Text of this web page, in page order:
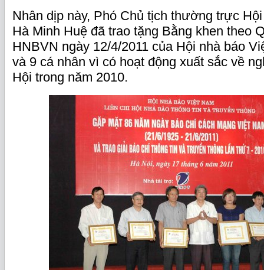
Nhân dịp này, Phó Chủ tịch thường trực
Hà Minh Huệ đã trao tặng Bằng khen theo
HNBVN ngày 12/4/2011 của Hội nhà báo
và 9 cá nhân vì có hoạt động xuất sắc về
Hội trong năm 2010.